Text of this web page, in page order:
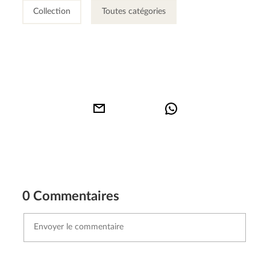
Collection Toutes catégories
0 Commentaires